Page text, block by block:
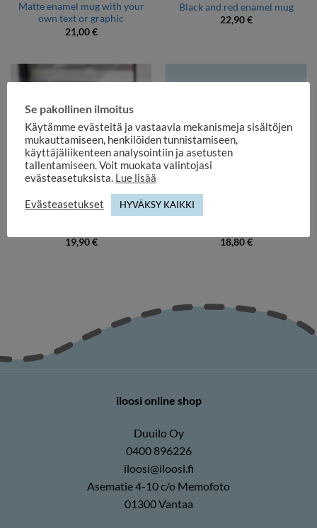
Matte enamel mug with your
own text or graphic
21,00€
Black and red enamel mug
22,90€
ENAMEL AND STEEL MUGS
19,90€
ENAMEL AND STEEL MUGS
18,80€
iloosi online shop
Duuilo Oy
0400 896226
iloosi@iloosi.fi
Asematie 4-10 c/o Memofoto
01300 Vantaa
Se pakollinen ilmoitus
Käytämme evästeitä ja vastaavia mekanismeja sisältöjen
mukauttamiseen, henkilöiden tunnistamiseen,
käyttäjäliikenteen analysointiin ja asetusten
tallentamiseen. Voit muokata valintojasi
evästeasetuksista. Lue lisää
Evästeasetukset HYVÄKSY KAIKKI